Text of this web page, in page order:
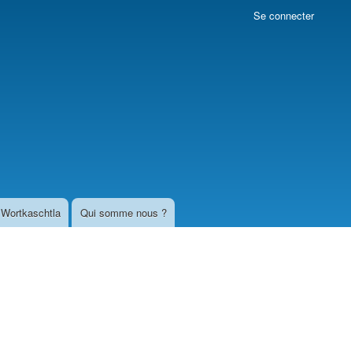
Se connecter
Wortkaschtla Qui somme nous ?